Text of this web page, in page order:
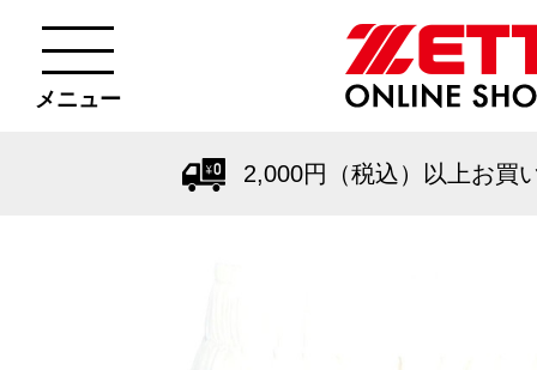
メニュー
2,000円（税込）以上お買